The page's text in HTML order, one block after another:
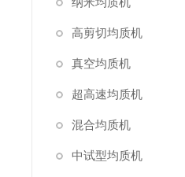
高剪切均质机
真空均质机
超高速均质机
混合均质机
中试型均质机